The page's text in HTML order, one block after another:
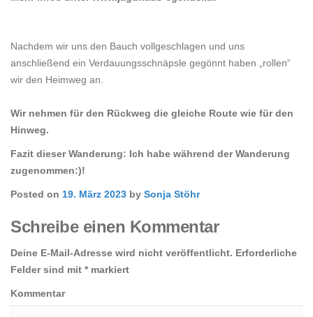
Nachdem wir uns den Bauch vollgeschlagen und uns
anschließend ein Verdauungsschnäpsle gegönnt haben „rollen“
wir den Heimweg an.
Wir nehmen für den Rückweg die gleiche Route wie für den
Hinweg.
Fazit dieser Wanderung: Ich habe während der Wanderung
zugenommen:)!
Posted on 19. März 2023 by Sonja Stöhr
Schreibe einen Kommentar
Deine E-Mail-Adresse wird nicht veröffentlicht. Erforderliche
Felder sind mit *markiert
Kommentar